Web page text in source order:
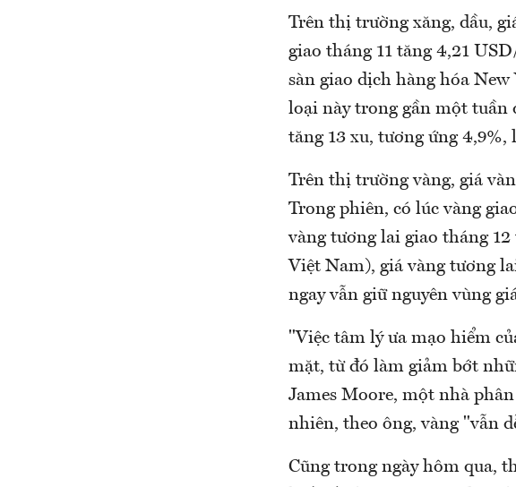
Trên thị trường xăng, dầu,
giao tháng 11 tăng 4,21
sàn giao dịch hàng hóa
loại này trong gần một tuần
tăng 13 xu, tương ứng
Trên thị trường vàng, giá
Trong phiên, có lúc vàng
vàng tương lai giao tháng
Việt Nam), giá vàng tương
ngay vẫn giữ nguyên vùng
"Việc tâm lý ưa mạo hiểm
mặt, từ đó làm giảm bớt
James Moore, một nhà
nhiên, theo ông, vàng "vẫn
Cũng trong ngày hôm qua,